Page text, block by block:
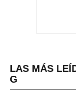
LAS MÁS
G